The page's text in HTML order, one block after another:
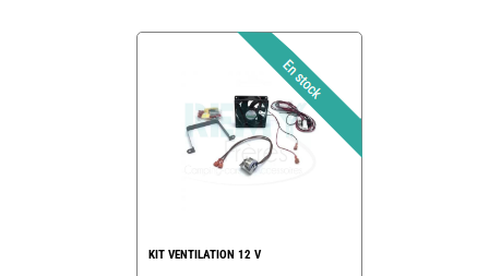
KIT VENTILATION 12 V